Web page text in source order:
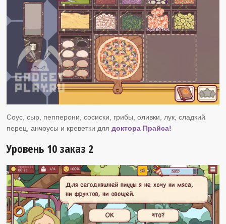
Соус, сыр, пепперони, сосиски, грибы, оливки, лук, сладкий
перец, анчоусы и креветки длядоктора Прайса!
Уровень 10 заказ 2